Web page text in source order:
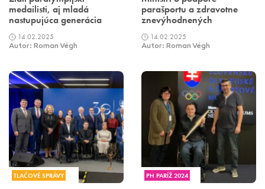
medailisti, aj mladá
nastupujúca generácia
14.02.2025
Autor: Roman Végh
parašportu a zdravotne
znevýhodnených
14.02.2025
Autor: Roman Végh
TLAČOVÉ SPRÁVY PH PARÍŽ 2024